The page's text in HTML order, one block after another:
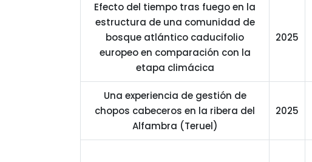
Efecto del tiempo tras fuego en la
estructura de una comunidad de
bosque atlántico caducifolio
europeo en comparación con la
etapa climácica
2025
Una experiencia de gestión de
chopos cabeceros en la ribera del
Alfambra (Teruel)
2025